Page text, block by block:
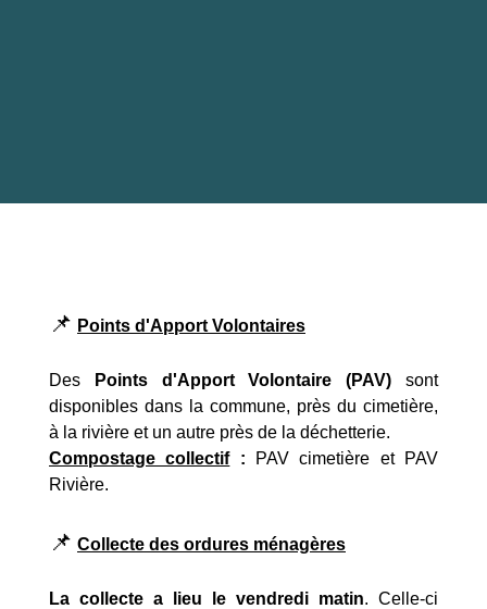
📌 Points d'Apport Volontaires
Des Points d'Apport Volontaire (PAV) sont
disponibles dans la commune, près du cimetière,
à la rivière et un autre près de la déchetterie.
Compostage collectif: PAV cimetière et PAV
Rivière.
📌 Collecte des ordures ménagères
La collecte a lieu le vendredi matin. Celle-ci